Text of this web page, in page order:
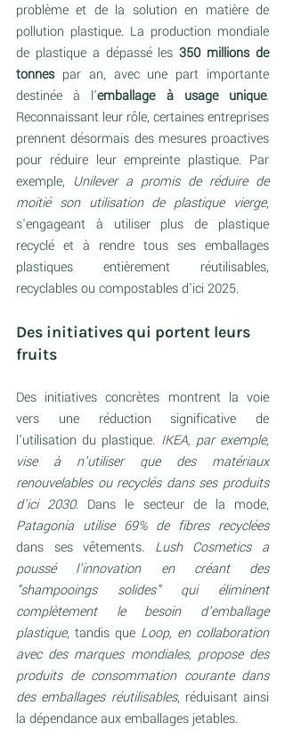
problème et de la solution en matière de
pollution plastique. La production mondiale
de plastique a dépassé les 350 millions de
tonnes par an, avec une part importante
destinée à l'emballage à usage unique.
Reconnaissant leur rôle, certaines entreprises
prennent désormais des mesures proactives
pour réduire leur empreinte plastique. Par
exemple, Unilever a promis de réduire de
moitié son utilisation de plastique vierge,
s'engageant à utiliser plus de plastique
recyclé et à rendre tous ses emballages
plastiques entièrement réutilisables,
recyclables ou compostables d'ici 2025.
Des initiatives qui portent leurs
fruits
Des initiatives concrètes montrent la voie
vers une réduction significative de
l'utilisation du plastique. IKEA, par exemple,
vise à n'utiliser que des matériaux
renouvelables ou recyclés dans ses produits
d'ici 2030. Dans le secteur de la mode,
Patagonia utilise 69% de fibres recyclées
dans ses vêtements. Lush Cosmetics a
poussé l'innovation en créant des
"shampooings solides" qui éliminent
complètement le besoin d'emballage
plastique, tandis que Loop, en collaboration
avec des marques mondiales, propose des
produits de consommation courante dans
des emballages réutilisables, réduisant ainsi
la dépendance aux emballages jetables.